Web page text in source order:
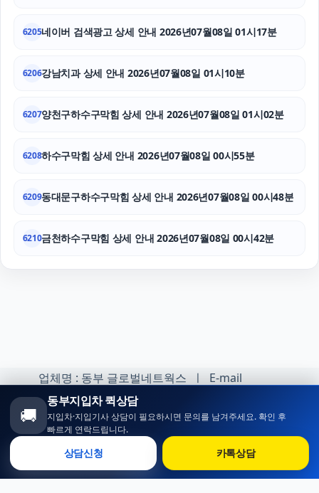
6205네이버 검색광고 상세 안내 2026년07월08일 01시17분
6206강남치과 상세 안내 2026년07월08일 01시10분
6207양천구하수구막힘 상세 안내 2026년07월08일 01시02분
6208하수구막힘 상세 안내 2026년07월08일 00시55분
6209동대문구하수구막힘 상세 안내 2026년07월08일 00시48분
6210금천하수구막힘 상세 안내 2026년07월08일 00시42분
업체명 : 동부 글로벌네트웍스 ㅣ E-mail
:minhoh1@naver.com
카카오톡 오픈채팅 :
https://open.kakao.com/o/sqlsXOji
Copyright ⓒ 동부 지입차 All rights reserved.
🚚
동부지입차 퀵상담
지입차·지입기사 상담이 필요하시면 문의를 남겨주세요. 확인 후
빠르게 연락드립니다.
상담신청 카톡상담